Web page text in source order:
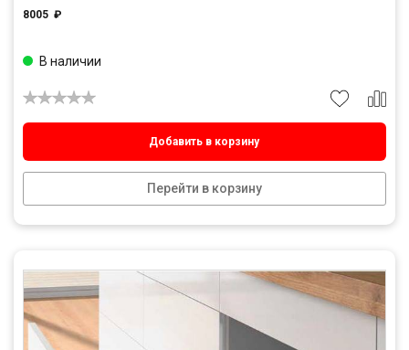
8005 ₽
Добавить в корзину
Перейти в корзину
В наличии